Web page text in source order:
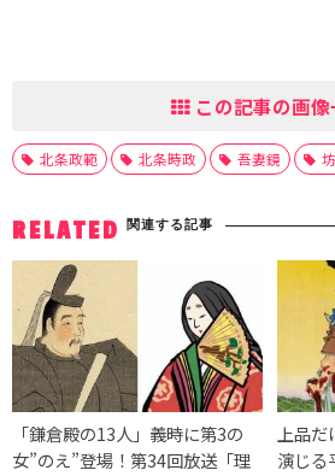
この記事の画像
北条政範 北条時政 吾妻鏡
RELATED 関連する記事
「鎌倉殿の13人」義時に第3の
女”のえ”登場！第34回放送「理
上品
演じる